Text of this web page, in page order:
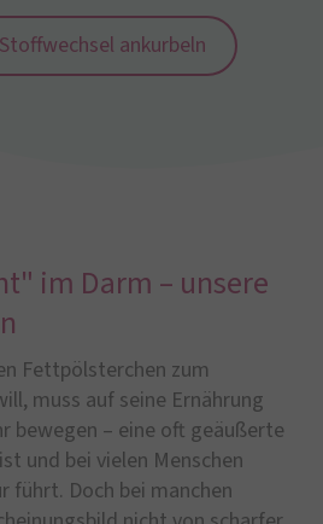
ankurbeln
im Darm – unsere
Fettpölsterchen zum
muss auf seine Ernährung
bewegen – eine oft geäußerte
und bei vielen Menschen
führt. Doch bei manchen